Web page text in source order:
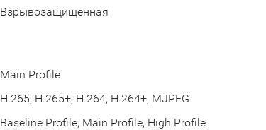
Взрывозащищенная
Main Profile
H.265, H.265+, H.264, H.264+, MJPEG
Baseline Profile, Main Profile, High Profile